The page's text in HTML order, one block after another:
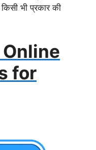
भी प्रकार की
for